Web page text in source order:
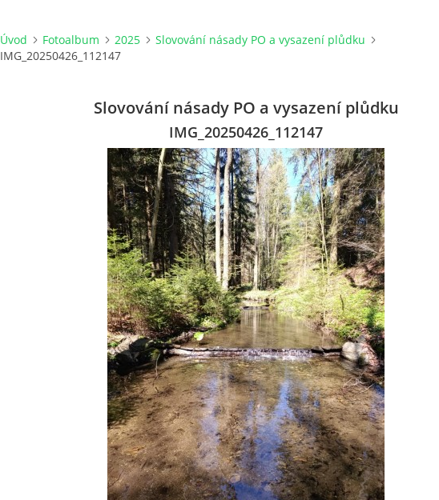
Úvod Fotoalbum 2025
Slovování násady PO a vysazení plůdku
IMG_20250426_112147
Slovování násady PO a vysazení plůdku
IMG_20250426_112147